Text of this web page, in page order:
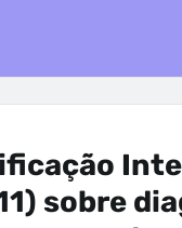
sobre